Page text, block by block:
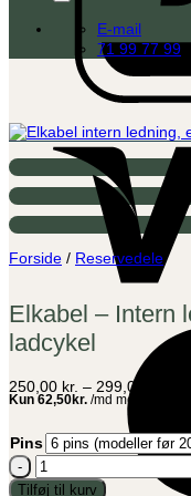
E-mail
71 99 77 99
Forside / Reservedele
Elkabel – Intern
ladcykel
250,00 kr. – 299,00
Pins
Elkabel
-
Tilføj til kurv